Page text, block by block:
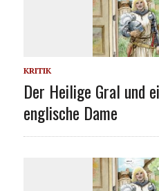
KRITIK
Der Heilige Gral und
englische Dame